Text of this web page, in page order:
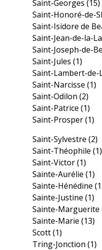
Saint-Georges(15)
Saint-Honoré-de-
Saint-Isidore de
Saint-Jean-de-la-
Saint-Joseph-de-
Saint-Jules(1)
Saint-Lambert-
Saint-Narcisse(1)
Saint-Odilon(2)
Saint-Patrice(1)
Saint-Prosper(1)
Saint-Sylvestre(2)
Saint-Théophile(1)
Saint-Victor(1)
Sainte-Aurélie(1)
Sainte-Hénédine
Sainte-Justine(1)
Sainte-Marguerite
Sainte-Marie(13)
Scott(1)
Tring-Jonction(1)